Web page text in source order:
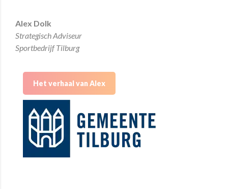
Alex Dolk
Strategisch Adviseur
Sportbedrijf Tilburg
Het verhaal van Alex